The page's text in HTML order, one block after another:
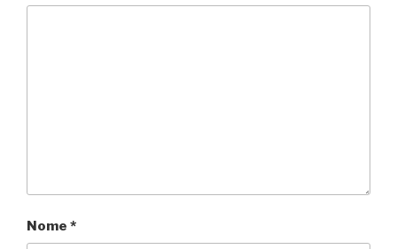
Nome *